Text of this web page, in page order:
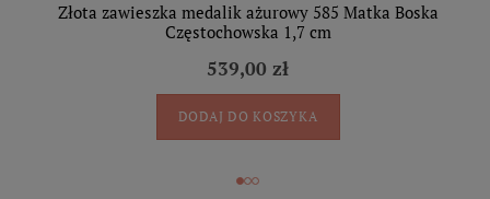
Złota zawieszka medalik ażurowy 585 Matka Boska
Częstochowska 1,7 cm
539,00 zł
DODAJ DO KOSZYKA